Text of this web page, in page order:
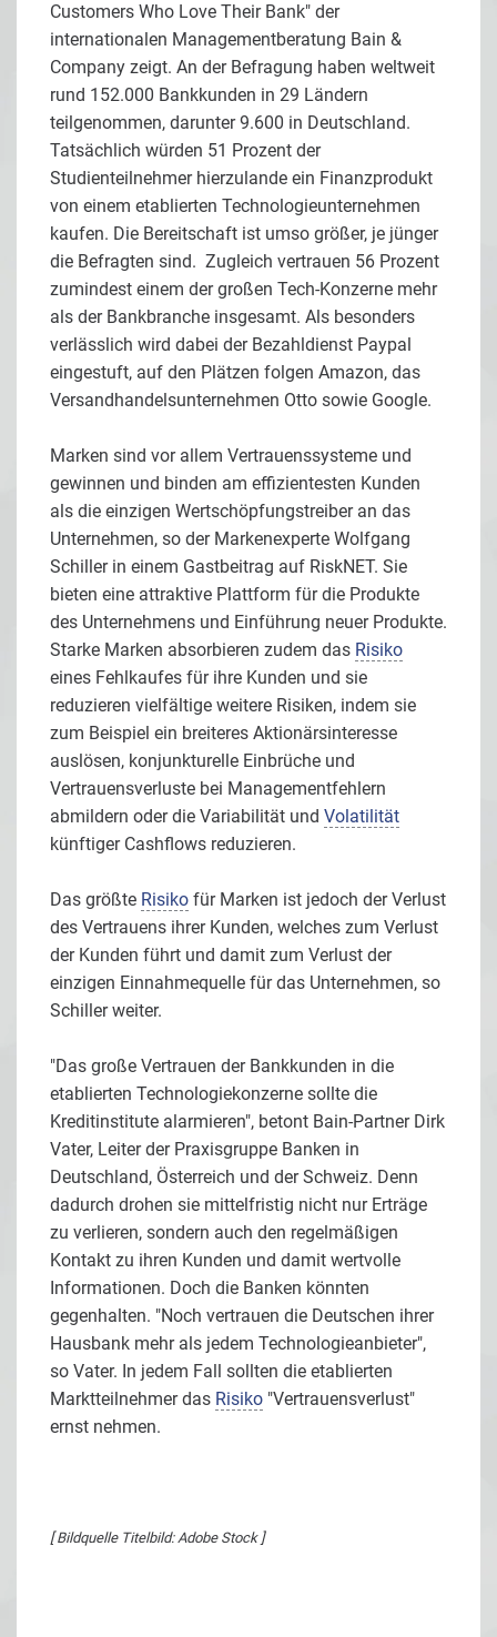
Customers Who Love Their Bank" der
internationalen Managementberatung Bain &
Company zeigt. An der Befragung haben weltweit
rund 152.000 Bankkunden in 29 Ländern
teilgenommen, darunter 9.600 in Deutschland.
Tatsächlich würden 51 Prozent der
Studienteilnehmer hierzulande ein Finanzprodukt
von einem etablierten Technologieunternehmen
kaufen. Die Bereitschaft ist umso größer, je jünger
die Befragten sind. Zugleich vertrauen 56 Prozent
zumindest einem der großen Tech-Konzerne mehr
als der Bankbranche insgesamt. Als besonders
verlässlich wird dabei der Bezahldienst Paypal
eingestuft, auf den Plätzen folgen Amazon, das
Versandhandelsunternehmen Otto sowie Google.
Marken sind vor allem Vertrauenssysteme und
gewinnen und binden am effizientesten Kunden
als die einzigen Wertschöpfungstreiber an das
Unternehmen, so der Markenexperte Wolfgang
Schiller in einem Gastbeitrag auf RiskNET. Sie
bieten eine attraktive Plattform für die Produkte
des Unternehmens und Einführung neuer Produkte.
Starke Marken absorbieren zudem das Risiko
eines Fehlkaufes für ihre Kunden und sie
reduzieren vielfältige weitere Risiken, indem sie
zum Beispiel ein breiteres Aktionärsinteresse
auslösen, konjunkturelle Einbrüche und
Vertrauensverluste bei Managementfehlern
abmildern oder die Variabilität und Volatilität
künftiger Cashflows reduzieren.
Das größte Risiko für Marken ist jedoch der Verlust
des Vertrauens ihrer Kunden, welches zum Verlust
der Kunden führt und damit zum Verlust der
einzigen Einnahmequelle für das Unternehmen, so
Schiller weiter.
"Das große Vertrauen der Bankkunden in die
etablierten Technologiekonzerne sollte die
Kreditinstitute alarmieren", betont Bain-Partner Dirk
Vater, Leiter der Praxisgruppe Banken in
Deutschland, Österreich und der Schweiz. Denn
dadurch drohen sie mittelfristig nicht nur Erträge
zu verlieren, sondern auch den regelmäßigen
Kontakt zu ihren Kunden und damit wertvolle
Informationen. Doch die Banken könnten
gegenhalten. "Noch vertrauen die Deutschen ihrer
Hausbank mehr als jedem Technologieanbieter",
so Vater. In jedem Fall sollten die etablierten
Marktteilnehmer das Risiko "Vertrauensverlust"
ernst nehmen.
[ Bildquelle Titelbild: Adobe Stock ]